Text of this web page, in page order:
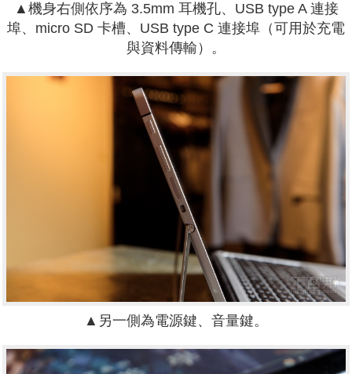
▲機身右側依序為 3.5mm 耳機孔、USB type A 連接
埠、micro SD 卡槽、USB type C 連接埠（可用於充電
與資料傳輸）。
▲另一側為電源鍵、音量鍵。